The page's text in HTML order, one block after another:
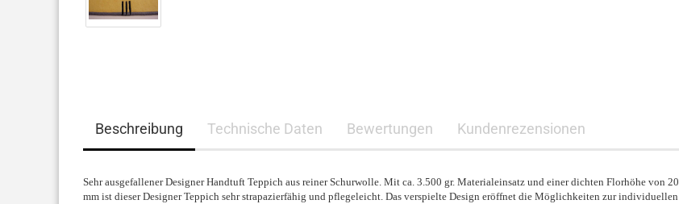
Beschreibung Technische Daten Bewertungen Kundenrezensionen
Sehr ausgefallener Designer Handtuft Teppich aus reiner Schurwolle. Mit ca. 3.500 gr. Materialeinsatz und einer dichten Florhöhe von 20
mm ist dieser Designer Teppich sehr strapazierfähig und pflegeleicht. Das verspielte Design eröffnet die Möglichkeiten zur individuellen